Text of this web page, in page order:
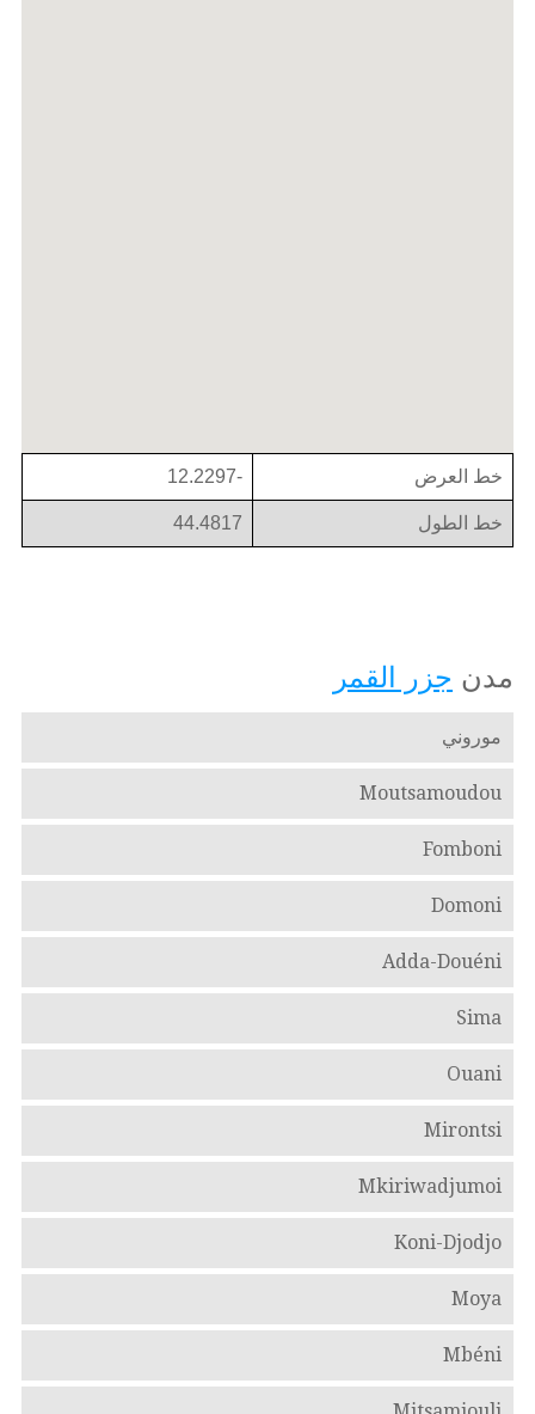
خط العرض -12.2297
خط الطول 44.4817
مدن جزر القمر
موروني
Moutsamoudou
Fomboni
Domoni
Adda-Douéni
Sima
Ouani
Mirontsi
Mkiriwadjumoi
Koni-Djodjo
Moya
Mbéni